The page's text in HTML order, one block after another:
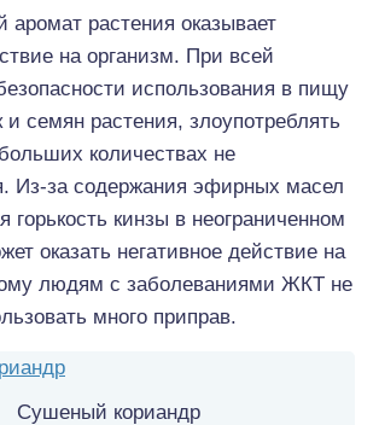
растения оказывает
на организм. При всей
использования в пищу
и семян растения, злоупотреблять
количествах не
Из-за содержания эфирных масел
горькость кинзы в неограниченном
оказать негативное действие на
людям с заболеваниями ЖКТ не
много приправ.
Сушеный кориандр